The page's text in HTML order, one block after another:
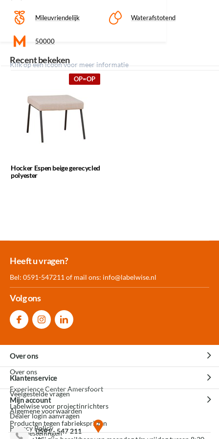
Mileuvriendelijk Waterafstotend
50000
Klik op een icoon voor meer informatie
Recent bekeken
Hocker Espen beige gerecycled
polyester
OP=OP
Meer dan 30.000
Heeft u vragen?
Bel: 0591-547211 of mail ons: info@labelwise.nl
Volg ons
Over ons
Over ons
Experience Center Amersfoort
Labelwise voor projectinrichters
Producten tegen fabrieksprijzen
Klantenservice
Veelgestelde vragen
Algemene voorwaarden
Privacy Policy
Mijn account
Dealer login aanvragen
Mijn bestellingen
0591 - 547 211